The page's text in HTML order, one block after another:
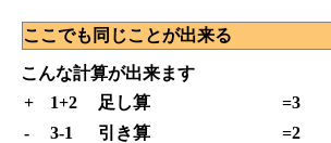
ここでも同じことが出来る
こんな計算が出来ます
+
1+2 足し算
=3
-
3-1 引き算
=2